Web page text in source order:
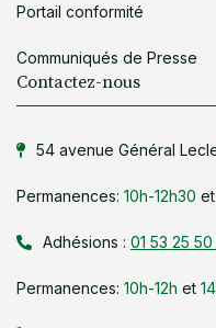
Portail conformité
Communiqués de Presse
Contactez-nous
54 avenue Général
Permanences: 10h-12h30 et
Adhésions : 01 53 25
Permanences: 10h-12h et